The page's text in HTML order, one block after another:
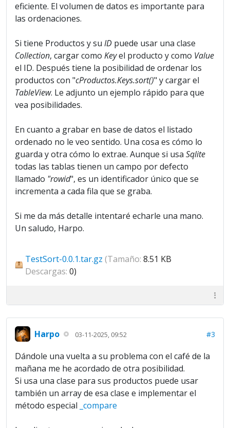
eficiente. El volumen de datos es importante para
las ordenaciones.
Si tiene Productos y su ID puede usar una clase
Collection, cargar como Keyel producto y como Value
el ID. Después tiene la posibilidad de ordenar los
productos con "cProductos.Keys.sort()" y cargar el
TableView. Le adjunto un ejemplo rápido para que
vea posibilidades.
En cuanto a grabar en base de datos el listado
ordenado no le veo sentido. Una cosa es cómo lo
guarda y otra cómo lo extrae. Aunque si usa Sqlite
todas las tablas tienen un campo por defecto
llamado "rowid", es un identificador único que se
incrementa a cada fila que se graba.
Si me da más detalle intentaré echarle una mano.
Un saludo, Harpo.
TestSort-0.0.1.tar.gz (Tamaño: 8.51 KB
Descargas: 0)
Harpo 03-11-2025, 09:52 #3
Dándole una vuelta a su problema con el café de la
mañana me he acordado de otra posibilidad.
Si usa una clase para sus productos puede usar
también un array de esa clase e implementar el
método especial _compare